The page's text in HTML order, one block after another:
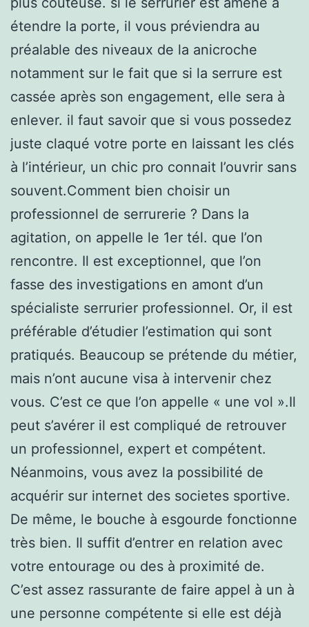
étendre la porte, il vous préviendra au
préalable des niveaux de la anicroche
notamment sur le fait que si la serrure est
cassée après son engagement, elle sera à
enlever. il faut savoir que si vous possedez
juste claqué votre porte en laissant les clés
à l’intérieur, un chic pro connait l’ouvrir sans
souvent.Comment bien choisir un
professionnel de serrurerie ? Dans la
agitation, on appelle le 1er tél. que l’on
rencontre. Il est exceptionnel, que l’on
fasse des investigations en amont d’un
spécialiste serrurier professionnel. Or, il est
préférable d’étudier l’estimation qui sont
pratiqués. Beaucoup se prétende du métier,
mais n’ont aucune visa à intervenir chez
vous. C’est ce que l’on appelle « une vol ».Il
peut s’avérer il est compliqué de retrouver
un professionnel, expert et compétent.
Néanmoins, vous avez la possibilité de
acquérir sur internet des societes sportive.
De même, le bouche à esgourde fonctionne
très bien. Il suffit d’entrer en relation avec
votre entourage ou des à proximité de.
C’est assez rassurante de faire appel à un à
une personne compétente si elle est déjà